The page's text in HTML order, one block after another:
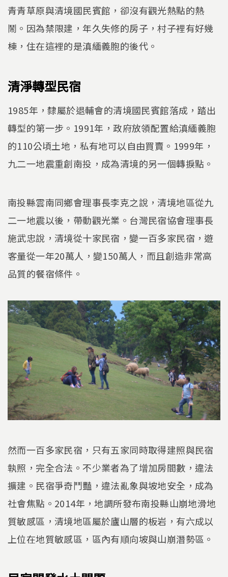
青青草原與清境國民賓館，卻沒有觀光熱點的熱
鬧。因為禁限建，年久失修的房子，村子裡有好幾
棟，住在這裡的是滇緬義胞的後代。
清淨轉型民宿
1985年，隸屬於退輔會的清境國民賓館落成，踏出
轉型的第一步。1991年，政府放領配置給滇緬義胞
的110公頃土地，私有地可以自由買賣。1999年，
九二一地震重創南投，成為清境的另一個轉捩點。
南投縣雲南同鄉會理事長李克之說，清境地區從九
二一地震以後，帶動觀光業。台灣民宿協會理事長
施武忠說，清境從十家民宿，變一百多家民宿，遊
客量從一年20萬人，變150萬人，而且創造非常高
品質的餐宿條件。
然而一百多家民宿，只有五家同時取得建照與民宿
執照，完全合法。不少業者為了增加房間數，違法
擴建。民宿爭奇鬥豔，違法亂象與坡地安全，成為
社會焦點。2014年，地調所發布南投縣山崩地滑地
質敏感區，清境地區屬於廬山層的板岩，有六成以
上位在地質敏感區，區內有順向坡與山崩潛勢區。